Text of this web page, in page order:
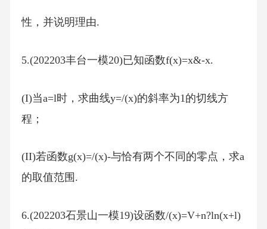
性，并说明理由.
5.(202203丰台一模20)已知函数f(x)=x&-x.
(I)当a=l时，求曲线y=/(x)的斜率为1的切线方
程；
(II)若函数g(x)=/(x)-与恰有两个不同的零点，求a
的取值范围.
6.(202203石景山一模19)设函数/(x)=V+n?ln(x+l)